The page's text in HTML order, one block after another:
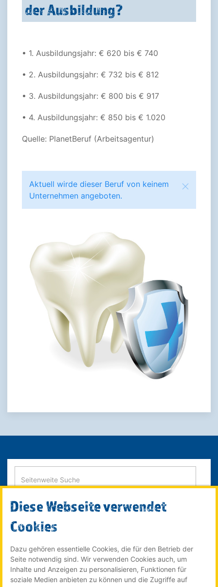
der Ausbildung?
• 1. Ausbildungsjahr: € 620 bis € 740
• 2. Ausbildungsjahr: € 732 bis € 812
• 3. Ausbildungsjahr: € 800 bis € 917
• 4. Ausbildungsjahr: € 850 bis € 1.020
Quelle: PlanetBeruf (Arbeitsagentur)
Aktuell wirde dieser Beruf von keinem
Unternehmen angeboten.
SUCHE STARTEN
© 2022 Röser MEDIA GmbH & Co. KG - ein Unternehmen im
Röser Medienhaus
Diese Webseite verwendet
Cookies
Dazu gehören essentielle Cookies, die für den Betrieb der
Seite notwendig sind. Wir verwenden Cookies auch, um
Inhalte und Anzeigen zu personalisieren, Funktionen für
soziale Medien anbieten zu können und die Zugriffe auf